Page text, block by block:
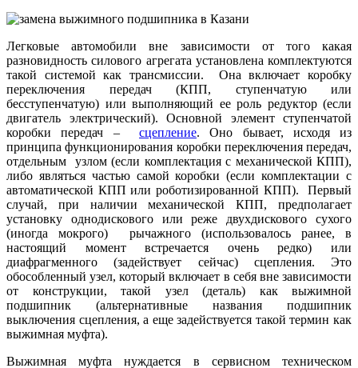
Легковые автомобили вне зависимости от того какая
разновидность силового агрегата установлена комплектуются
такой системой как трансмиссии. Она включает коробку
переключения передач (КПП, ступенчатую или
бесступенчатую) или выполняющий ее роль редуктор (если
двигатель электрический). Основной элемент ступенчатой
коробки передач – сцепление. Оно бывает, исходя из
принципа функционирования коробки переключения передач,
отдельным узлом (если комплектация с механической КПП),
либо являться частью самой коробки (если комплектации с
автоматической КПП или роботизированной КПП). Первый
случай, при наличии механической КПП, предполагает
установку однодискового или реже двухдискового сухого
(иногда мокрого) рычажного (использовалось ранее, в
настоящий момент встречается очень редко) или
диафрагменного (задействует сейчас) сцепления. Это
обособленный узел, который включает в себя вне зависимости
от конструкции, такой узел (деталь) как выжимной
подшипник (альтернативные названия подшипник
выключения сцепления, а еще задействуется такой термин как
выжимная муфта).
Выжимная муфта нуждается в сервисном техническом